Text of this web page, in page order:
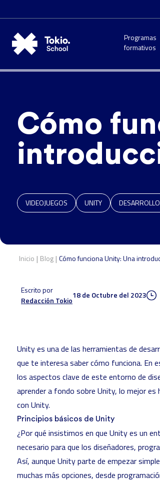
Programas
formativos
Cómo
VIDEOJUEGOS UNITY
Inicio | Blog | Cómo funciona Unity: Una
Escrito por
Redacción Tokio
18 de Octubre del 2023
Unity es una de las herramientas de
que te interesa saber cómo funciona. En
los aspectos clave de este entorno de
aprender a fondo sobre Unity, lo mejor es
con Unity.
Principios básicos de Unity
¿Por qué insistimos en que Unity es un
necesario para que los diseñadores,
Así, aunque Unity parte de empezar
muchas más opciones, desde